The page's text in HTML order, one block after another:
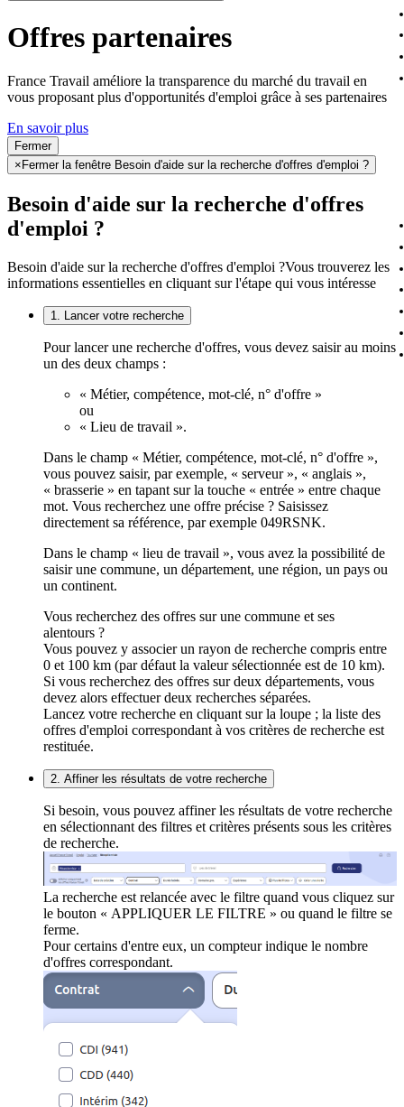
Offres partenaires
France Travail améliore la transparence du marché du travail en
vous proposant plus d'opportunités d'emploi grâce à ses partenaires
En savoir plus
Fermer
× Fermer la fenêtre Besoin d'aide sur la recherche d'offres d'emploi ?
Besoin d'aide sur la recherche d'offres
d'emploi ?
Besoin d'aide sur la recherche d'offres d'emploi ?Vous trouverez les
informations essentielles en cliquant sur l'étape qui vous intéresse
1. Lancer votre recherche
Pour lancer une recherche d'offres, vous devez saisir au moins
un des deux champs :
« Métier, compétence, mot-clé, n° d'offre »
ou
« Lieu de travail ».
Dans le champ « Métier, compétence, mot-clé, n° d'offre »,
vous pouvez saisir, par exemple, « serveur », « anglais »,
« brasserie » en tapant sur la touche « entrée » entre chaque
mot. Vous recherchez une offre précise ? Saisissez
directement sa référence, par exemple 049RSNK.
Dans le champ « lieu de travail », vous avez la possibilité de
saisir une commune, un département, une région, un pays ou
un continent.
Vous recherchez des offres sur une commune et ses
alentours ?
Vous pouvez y associer un rayon de recherche compris entre
0 et 100 km (par défaut la valeur sélectionnée est de 10 km).
Si vous recherchez des offres sur deux départements, vous
devez alors effectuer deux recherches séparées.
Lancez votre recherche en cliquant sur la loupe ; la liste des
offres d'emploi correspondant à vos critères de recherche est
restituée.
2. Affiner les résultats de votre recherche
Si besoin, vous pouvez affiner les résultats de votre recherche
en sélectionnant des filtres et critères présents sous les critères
de recherche.
La recherche est relancée avec le filtre quand vous cliquez sur
le bouton « APPLIQUER LE FILTRE » ou quand le filtre se
ferme.
Pour certains d'entre eux, un compteur indique le nombre
d'offres correspondant.